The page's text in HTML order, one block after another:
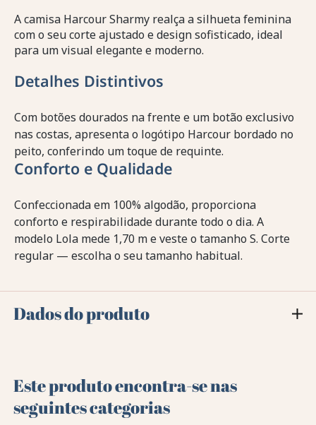
A camisa Harcour Sharmy realça a silhueta feminina
com o seu corte ajustado e design sofisticado, ideal
para um visual elegante e moderno.
Detalhes Distintivos
Com botões dourados na frente e um botão exclusivo
nas costas, apresenta o logótipo Harcour bordado no
peito, conferindo um toque de requinte.
Conforto e Qualidade
Confeccionada em 100% algodão, proporciona
conforto e respirabilidade durante todo o dia. A
modelo Lola mede 1,70 m e veste o tamanho S. Corte
regular — escolha o seu tamanho habitual.
Dados do produto
Este produto encontra-se nas
seguintes categorias